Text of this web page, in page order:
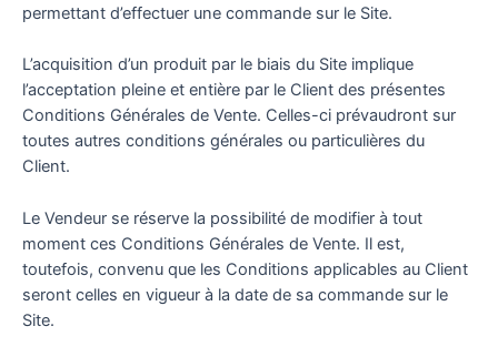
permettant d’effectuer une commande sur le Site.
L’acquisition d’un produit par le biais du Site implique
l’acceptation pleine et entière par le Client des présentes
Conditions Générales de Vente. Celles-ci prévaudront sur
toutes autres conditions générales ou particulières du
Client.
Le Vendeur se réserve la possibilité de modifier à tout
moment ces Conditions Générales de Vente. Il est,
toutefois, convenu que les Conditions applicables au Client
seront celles en vigueur à la date de sa commande sur le
Site.